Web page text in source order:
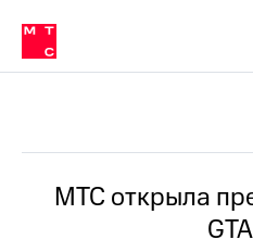
Медиа-центр
и акционерам
Устойчивое развитие
Комплаенс и деловая этика
компании
Карьера
История
в МТС
Пресс-
релизы
МТС открыла